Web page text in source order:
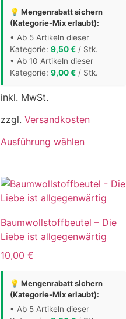
gewählt
werden
💡 Mengenrabatt sichern
(Kategorie-Mix erlaubt):
• Ab 5 Artikeln dieser
Kategorie: 9,50€/ Stk.
• Ab 10 Artikeln dieser
Kategorie: 9,00€/ Stk.
inkl. MwSt.
zzgl. Versandkosten
Ausführung wählenDieses
mehrere
Varianten
Die
Optionen
der
gewählt
Baumwollstoffbeutel – Die
Liebe ist allgegenwärtig
10,00 €
💡 Mengenrabatt sichern
(Kategorie-Mix erlaubt):
• Ab 5 Artikeln dieser